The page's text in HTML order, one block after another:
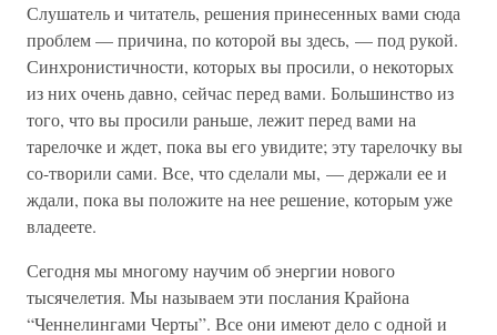
Слушатель и читатель, решения принесенных вами сюда
проблем — причина, по которой вы здесь, — под рукой.
Синхронистичности, которых вы просили, о некоторых
из них очень давно, сейчас перед вами. Большинство из
того, что вы просили раньше, лежит перед вами на
тарелочке и ждет, пока вы его увидите; эту тарелочку вы
со-творили сами. Все, что сделали мы, — держали ее и
ждали, пока вы положите на нее решение, которым уже
владеете.
Сегодня мы многому научим об энергии нового
тысячелетия. Мы называем эти послания Крайона
“Ченнелингами Черты”. Все они имеют дело с одной и